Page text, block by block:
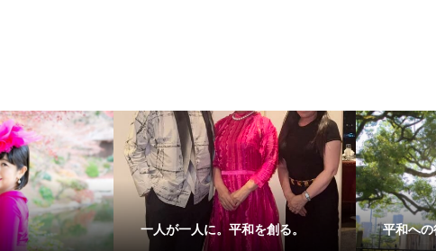
一人が一人に。平和を創る。 平和へ